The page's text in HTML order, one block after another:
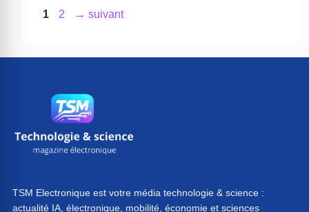
Page
1 Page
2 → suivant
TSM Electronique est votre média technologie & science :
actualité IA, électronique, mobilité, économie et sciences